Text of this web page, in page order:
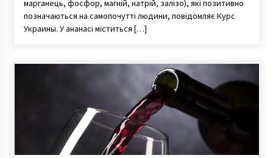
марганець, фосфор, магній, натрій, залізо), які позитивно
позначаються на самопочутті людини, повідомляє Курс
Украины. У ананасі міститься […]